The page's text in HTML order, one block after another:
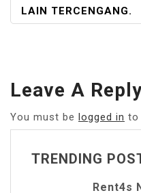
LAIN TERCENGANG.
Leave A
You must be logged in to
TRENDING
Rent4s